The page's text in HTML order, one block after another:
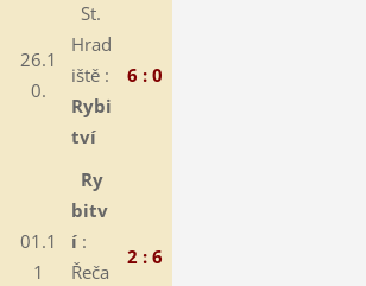
26.1
0.
St.
Hrad
iště :
Rybi
tví
6 : 0
01.1
1
Ry
bitv
í:
Řeča
2 : 6